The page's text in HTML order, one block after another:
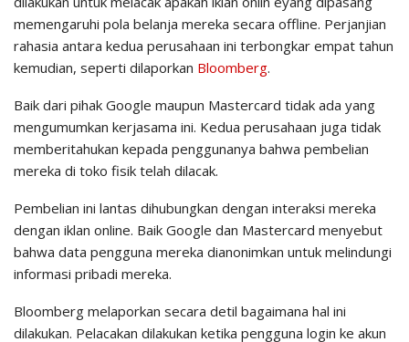
memengaruhi pola belanja mereka secara offline. Perjanjian
rahasia antara kedua perusahaan ini terbongkar empat tahun
kemudian, seperti dilaporkan Bloomberg.
Baik dari pihak Google maupun Mastercard tidak ada yang
mengumumkan kerjasama ini. Kedua perusahaan juga tidak
memberitahukan kepada penggunanya bahwa pembelian
mereka di toko fisik telah dilacak.
Pembelian ini lantas dihubungkan dengan interaksi mereka
dengan iklan online. Baik Google dan Mastercard menyebut
bahwa data pengguna mereka dianonimkan untuk melindungi
informasi pribadi mereka.
Bloomberg melaporkan secara detil bagaimana hal ini
dilakukan. Pelacakan dilakukan ketika pengguna login ke akun